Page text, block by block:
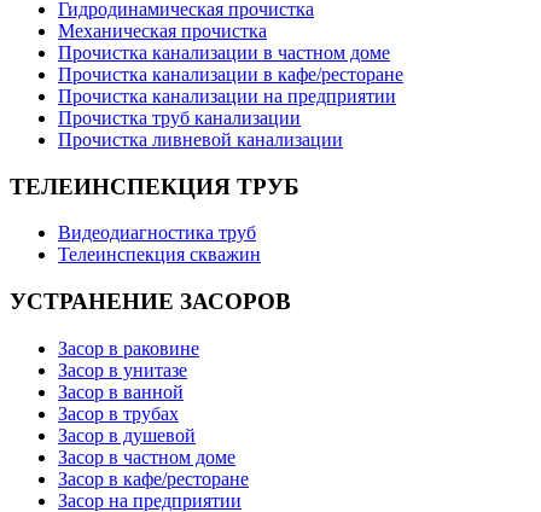
Гидродинамическая прочистка
Механическая прочистка
Прочистка канализации в частном доме
Прочистка канализации в кафе/ресторане
Прочистка канализации на предприятии
Прочистка труб канализации
Прочистка ливневой канализации
ТЕЛЕИНСПЕКЦИЯ ТРУБ
Видеодиагностика труб
Телеинспекция скважин
УСТРАНЕНИЕ ЗАСОРОВ
Засор в раковине
Засор в унитазе
Засор в ванной
Засор в трубах
Засор в душевой
Засор в частном доме
Засор в кафе/ресторане
Засор на предприятии